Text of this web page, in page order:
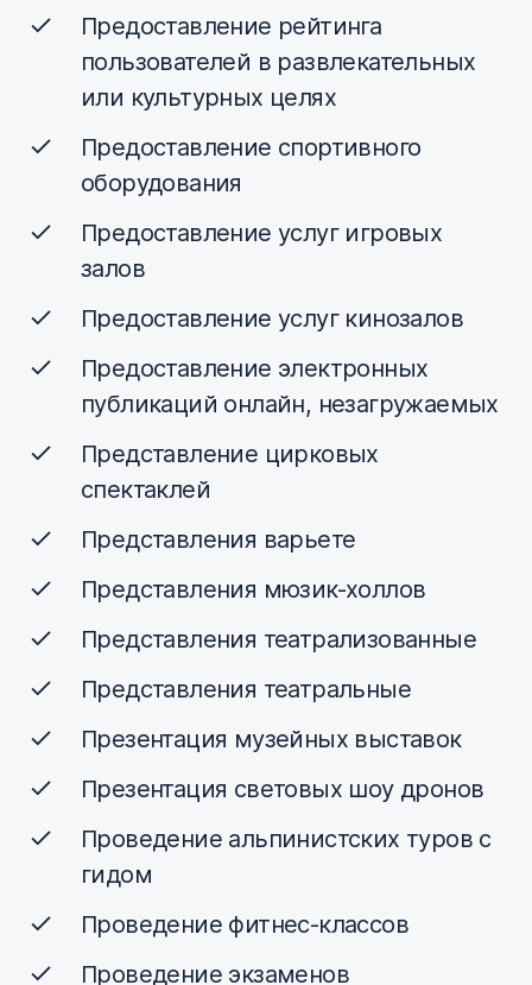
Предоставление рейтинга
пользователей в развлекательных
или культурных целях
Предоставление спортивного
оборудования
Предоставление услуг игровых
залов
Предоставление услуг кинозалов
Предоставление электронных
публикаций онлайн, незагружаемых
Представление цирковых
спектаклей
Представления варьете
Представления мюзик-холлов
Представления театрализованные
Представления театральные
Презентация музейных выставок
Презентация световых шоу дронов
Проведение альпинистских туров с
гидом
Проведение фитнес-классов
Проведение экзаменов